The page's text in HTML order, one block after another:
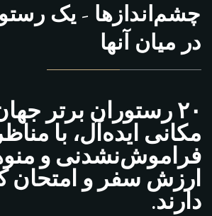
چشم‌اندازها - یک
در میان آنها
۲۰ رستوران برتر
مکانی ایده‌آل، با
فراموش‌نشدنی و
ارزش سفر و امتحان
دارند.